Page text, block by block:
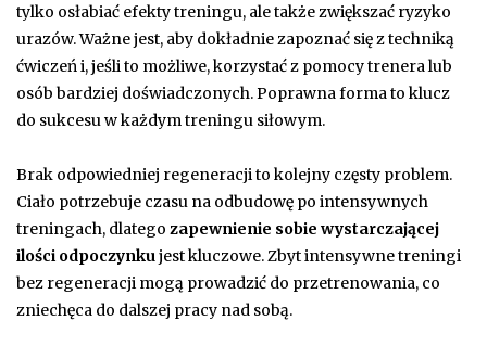
tylko osłabiać efekty treningu, ale także zwiększać ryzyko
urazów. Ważne jest, aby dokładnie zapoznać się z techniką
ćwiczeń i, jeśli to możliwe, korzystać z pomocy trenera lub
osób bardziej doświadczonych. Poprawna forma to klucz
do sukcesu w każdym treningu siłowym.
Brak odpowiedniej regeneracji to kolejny częsty problem.
Ciało potrzebuje czasu na odbudowę po intensywnych
treningach, dlatego zapewnienie sobie wystarczającej
ilości odpoczynkujest kluczowe. Zbyt intensywne treningi
bez regeneracji mogą prowadzić do przetrenowania, co
zniechęca do dalszej pracy nad sobą.